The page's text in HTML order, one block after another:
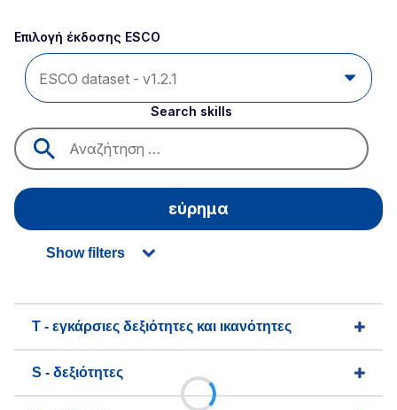
Επιλογή έκδοσης ESCO
Search skills
εύρημα
Show filters
T - εγκάρσιες δεξιότητες και ικανότητες
S - δεξιότητες